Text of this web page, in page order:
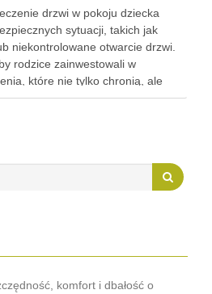
drzwi w pokoju dziecka
sytuacji, takich jak
niekontrolowane otwarcie drzwi.
rodzice zainwestowali w
które nie tylko chronią, ale
dzisiejszym artykule omówimy,
komfort i dbałość o